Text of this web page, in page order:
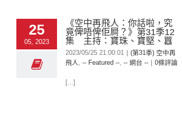
25
05, 2023
《空中再飛人：你話啦，究
竟俾唔俾佢屙？》第31季12
集 主持：寶珠、寶堅、囂
2023/05/25 21:00:01
(第31季) 空中再
飛人, -- Featured --, -- 網台 -- 0條評論
[...]